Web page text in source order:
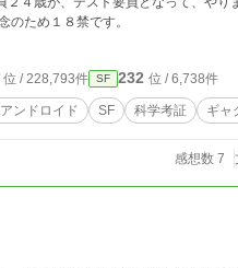
のため１８禁です。
位 / 228,793件 SF 232 位 / 6,738件
ンドロイド SF 科学考証 ギャ
感想数 7